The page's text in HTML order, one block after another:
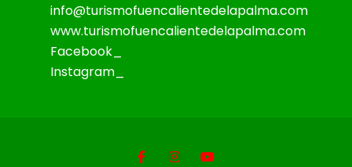
info@turismofuencalientedelapalma.com
www.turismofuencalientedelapalma.com
Facebook_
Instagram_